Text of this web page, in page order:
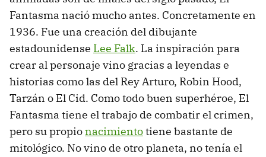
Fantasma nació mucho antes. Concretamente en
1936. Fue una creación del dibujante
estadounidense Lee Falk. La inspiración para
crear al personaje vino gracias a leyendas e
historias como las del Rey Arturo, Robin Hood,
Tarzán o El Cid. Como todo buen superhéroe, El
Fantasma tiene el trabajo de combatir el crimen,
pero su propionacimientotiene bastante de
mitológico. No vino de otro planeta, no tenía el